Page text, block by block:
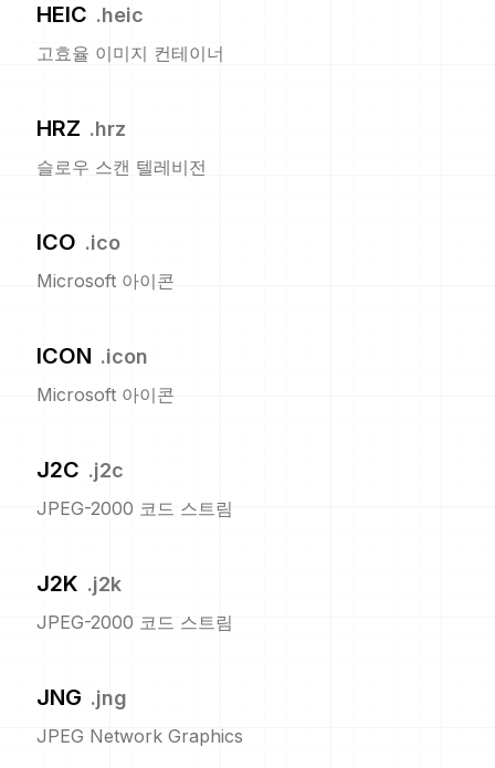
HEIC .heic
고효율 이미지 컨테이너
HRZ .hrz
슬로우 스캔 텔레비전
ICO .ico
Microsoft 아이콘
ICON .icon
Microsoft 아이콘
J2C .j2c
JPEG-2000 코드 스트림
J2K .j2k
JPEG-2000 코드 스트림
JNG .jng
JPEG Network Graphics